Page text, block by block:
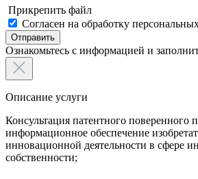
Прикрепить файл
Согласен на обработку
Отправить
Ознакомьтесь с информацией и
Описание услуги
Консультация патентного поверенного
информационное обеспечение
инновационной деятельности в сфере
собственности;